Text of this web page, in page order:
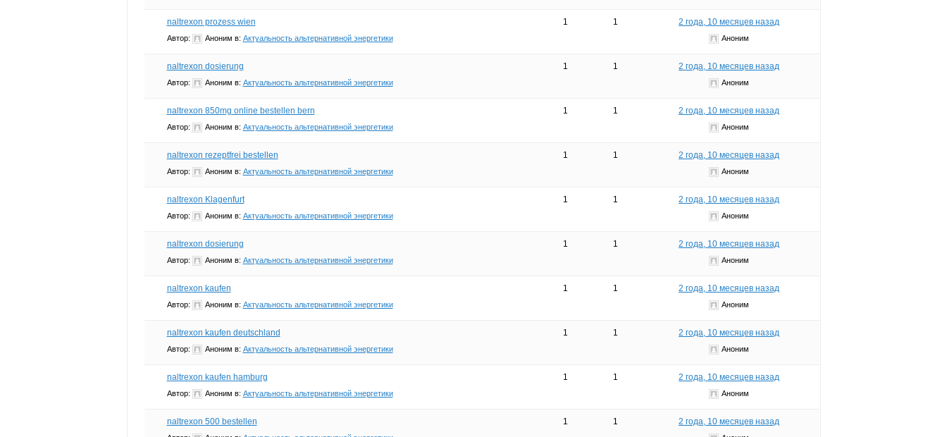
naltrexon prozess wien
Автор: Аноним в: Актуальность альтернативной энергетики
1 1 2 года, 10 месяцев назад
Аноним
naltrexon dosierung
Автор: Аноним в: Актуальность альтернативной энергетики
1 1 2 года, 10 месяцев назад
Аноним
naltrexon 850mg online bestellen bern
Автор: Аноним в: Актуальность альтернативной энергетики
1 1 2 года, 10 месяцев назад
Аноним
naltrexon rezeptfrei bestellen
Автор: Аноним в: Актуальность альтернативной энергетики
1 1 2 года, 10 месяцев назад
Аноним
naltrexon Klagenfurt
Автор: Аноним в: Актуальность альтернативной энергетики
1 1 2 года, 10 месяцев назад
Аноним
naltrexon dosierung
Автор: Аноним в: Актуальность альтернативной энергетики
1 1 2 года, 10 месяцев назад
Аноним
naltrexon kaufen
Автор: Аноним в: Актуальность альтернативной энергетики
1 1 2 года, 10 месяцев назад
Аноним
naltrexon kaufen deutschland
Автор: Аноним в: Актуальность альтернативной энергетики
1 1 2 года, 10 месяцев назад
Аноним
naltrexon kaufen hamburg
Автор: Аноним в: Актуальность альтернативной энергетики
1 1 2 года, 10 месяцев назад
Аноним
naltrexon 500 bestellen 1 1 2 года, 10 месяцев назад